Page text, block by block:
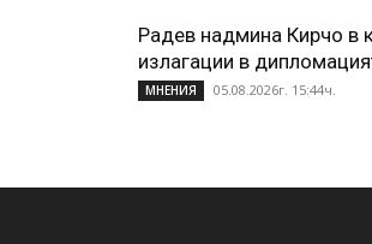
Радев надмина Кирчо в
излагации в
МНЕНИЯ 05.08.2026г. 15:44ч.